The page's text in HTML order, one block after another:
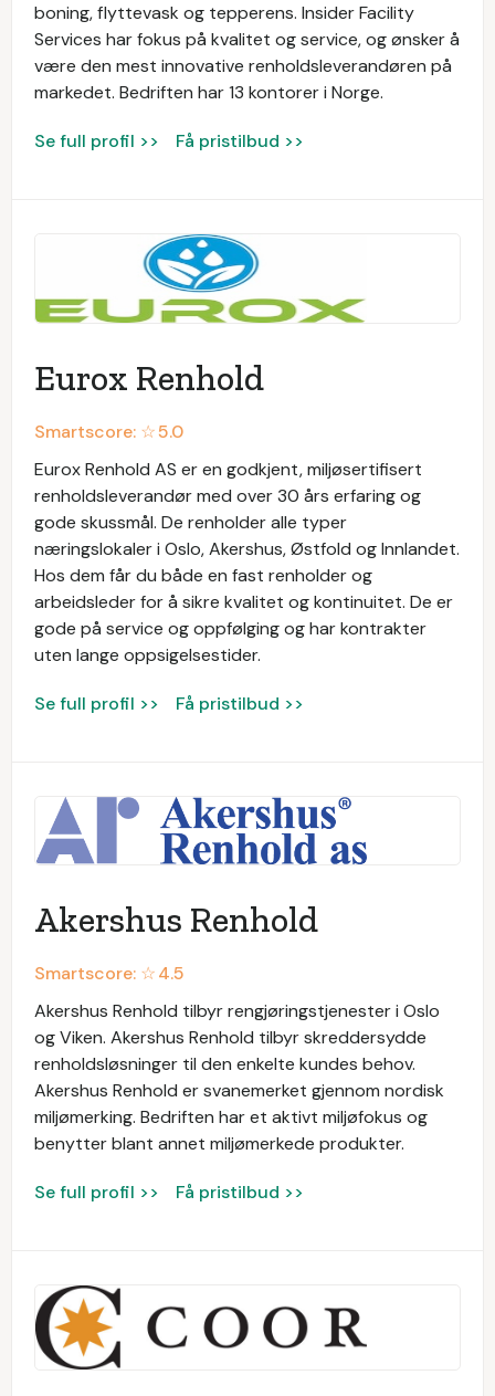
boning, flyttevask og tepperens. Insider Facility
Services har fokus på kvalitet og service, og ønsker å
være den mest innovative renholdsleverandøren på
markedet. Bedriften har 13 kontorer i Norge.
Se full profil >> Få pristilbud >>
Eurox Renhold
Smartscore: ☆5.0
Eurox Renhold AS er en godkjent, miljøsertifisert
renholdsleverandør med over 30 års erfaring og
gode skussmål. De renholder alle typer
næringslokaler i Oslo, Akershus, Østfold og Innlandet.
Hos dem får du både en fast renholder og
arbeidsleder for å sikre kvalitet og kontinuitet. De er
gode på service og oppfølging og har kontrakter
uten lange oppsigelsestider.
Se full profil >> Få pristilbud >>
Akershus Renhold
Smartscore: ☆4.5
Akershus Renhold tilbyr rengjøringstjenester i Oslo
og Viken. Akershus Renhold tilbyr skreddersydde
renholdsløsninger til den enkelte kundes behov.
Akershus Renhold er svanemerket gjennom nordisk
miljømerking. Bedriften har et aktivt miljøfokus og
benytter blant annet miljømerkede produkter.
Se full profil >> Få pristilbud >>